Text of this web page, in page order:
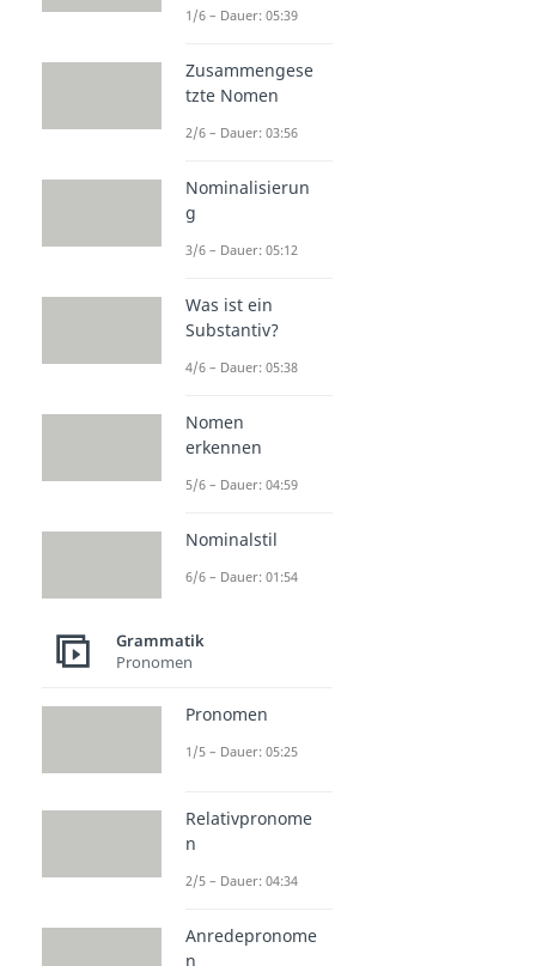
1/6 – Dauer: 05:39
Zusammengese
tzte Nomen
2/6 – Dauer: 03:56
Nominalisierun
g
3/6 – Dauer: 05:12
Was ist ein
Substantiv?
4/6 – Dauer: 05:38
Nomen
erkennen
5/6 – Dauer: 04:59
Nominalstil
6/6 – Dauer: 01:54
Grammatik
Pronomen
Pronomen
1/5 – Dauer: 05:25
Relativpronome
n
2/5 – Dauer: 04:34
Anredepronome
n